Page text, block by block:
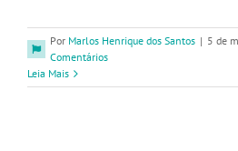
Por Marlos Henrique dos Santos | 5 de
Comentários
Leia Mais